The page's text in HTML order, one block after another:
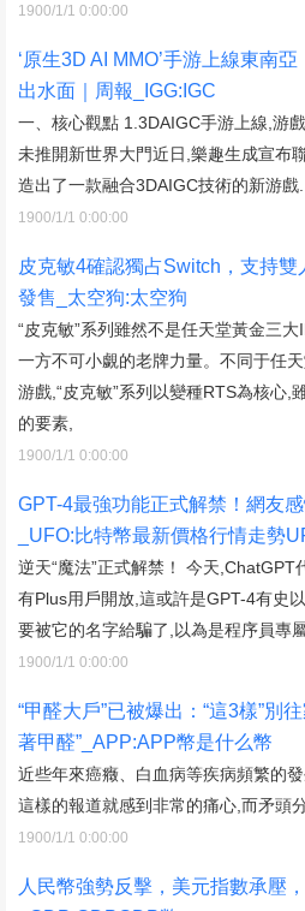
1900/1/1 0:00:00
‘原生3D AI MMO’手游上線東南
出水面｜周報_IGG:IGC
一、核心觀點 1.3DAIGC手游上線,游
未推開新世界大門近日,樂趣生成宣布
造出了一款融合3DAIGC技術的新游戲.
1900/1/1 0:00:00
皮克敏4確認獨占Switch，支持
發售_太空狗:太空狗
“皮克敏”系列雖然不是任天堂黃金三
一方不可小覷的老牌力量。不同于任
游戲,“皮克敏”系列以變種RTS為核心,
的要素,
1900/1/1 0:00:00
GPT-4最強功能正式解禁！網友
_UFO:比特幣最新價格行情走勢
逆天“魔法”正式解禁！ 今天
有Plus用戶開放,這或許是GPT-4有史
要被它的名字給騙了,以為是程序員專
1900/1/1 0:00:00
“甲醛大戶”已被爆出：“這3樣”別
著甲醛”_APP:APP幣是什么幣
近些年來癌癥、白血病等疾病頻繁的
這樣的報道就感到非常的痛心,而矛頭
1900/1/1 0:00:00
人民幣強勢反擊，美元指數承壓